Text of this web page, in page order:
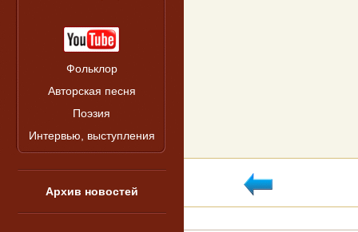
Фольклор
Авторская песня
Поэзия
Интервью, выступления
Архив новостей